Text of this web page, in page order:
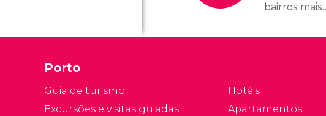
bairros mais
Porto
Guia de turismo
Excursões e visitas guiadas
Hotéis
Apartamentos